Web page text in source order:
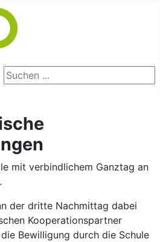
Seite durchsuchen
mit verbindlichem Ganztag an
der dritte Nachmittag dabei
Kooperationspartner
Bewilligung durch die Schule